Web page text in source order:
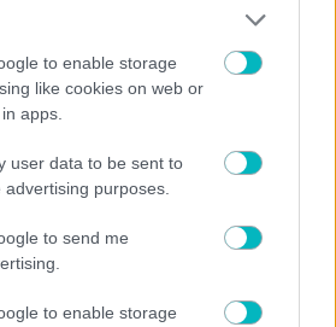
to enable storage
like cookies on web or
apps.
user data to be sent to
purposes.
to send me
to enable storage
πολλά να δείξω» (VIDEO)